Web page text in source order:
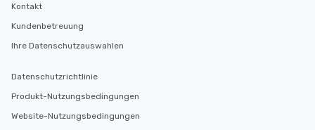
Kontakt
Kundenbetreuung
Ihre Datenschutzauswahlen
Datenschutzrichtlinie
Produkt-Nutzungsbedingungen
Website-Nutzungsbedingungen